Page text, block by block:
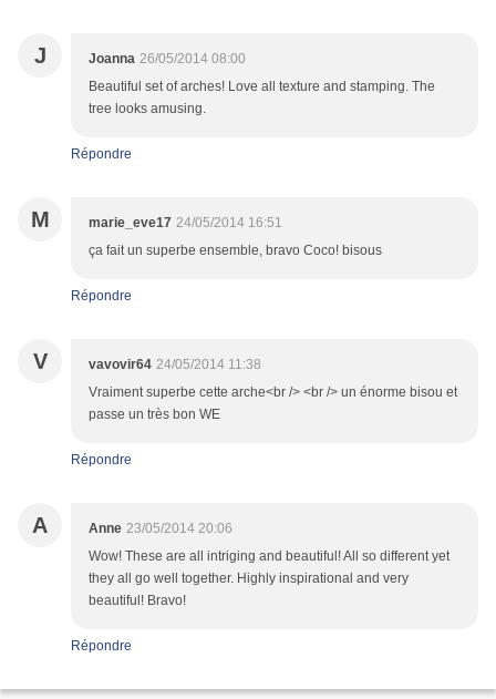
J Joanna 26/05/2014 08:00
Beautiful set of arches! Love all texture and stamping. The
tree looks amusing.
Répondre
M marie_eve17 24/05/2014 16:51
ça fait un superbe ensemble, bravo Coco! bisous
Répondre
V vavovir64 24/05/2014 11:38
Vraiment superbe cette arche<br /> <br /> un énorme bisou et
passe un très bon WE
Répondre
A Anne 23/05/2014 20:06
Wow! These are all intriging and beautiful! All so different yet
they all go well together. Highly inspirational and very
beautiful! Bravo!
Répondre